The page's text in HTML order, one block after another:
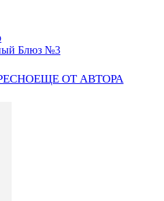
Блюз №3
ЕЩЕ ОТ АВТОРА